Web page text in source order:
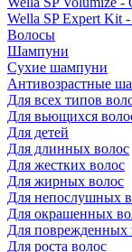
Wella SP Expert Kit
Волосы
Шампуни
Сухие шампуни
Антивозрастные
Для всех типов
Для вьющихся
Для детей
Для длинных волос
Для жестких волос
Для жирных волос
Для непослушных
Для окрашенных
Для поврежденных
Для роста волос